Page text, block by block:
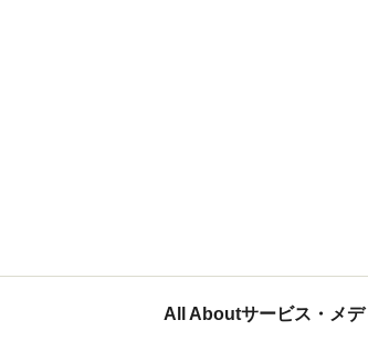
All Aboutサービス・メデ